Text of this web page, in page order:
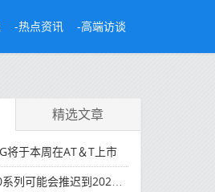
-热点资讯 -高端访谈
精选文章
将于本周在AT＆T上市
列可能会推迟到2021年